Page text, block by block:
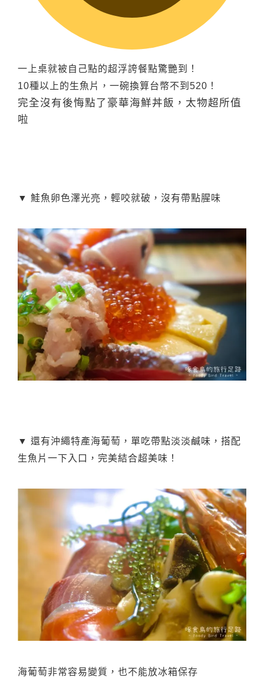
一上桌就被自己點的超浮誇餐點驚艷到！
10種以上的生魚片，一碗換算台幣不到520！
完全沒有後悔點了豪華海鮮丼飯，太物超所值
啦
▼ 鮭魚卵色澤光亮，輕咬就破，沒有帶點腥味
▼ 還有沖繩特產海葡萄，單吃帶點淡淡鹹味，搭配
生魚片一下入口，完美結合超美味！
海葡萄非常容易變質，也不能放冰箱保存